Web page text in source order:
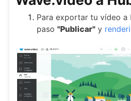
Para exportar tu vídeo a
paso "Publicar" y